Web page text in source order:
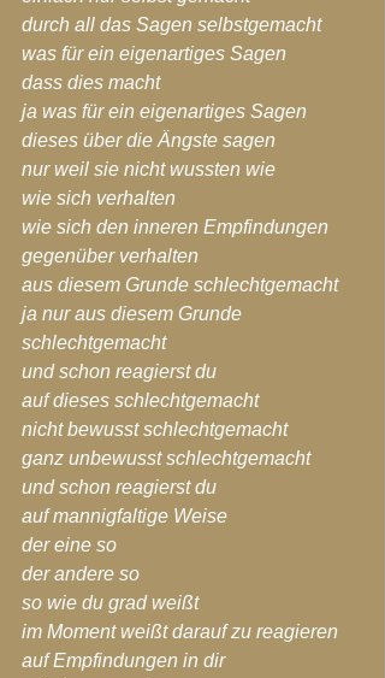
durch all das Sagen selbstgemacht
was für ein eigenartiges Sagen
dass dies macht
ja was für ein eigenartiges Sagen
dieses über die Ängste sagen
nur weil sie nicht wussten wie
wie sich verhalten
wie sich den inneren Empfindungen
gegenüber verhalten
aus diesem Grunde schlechtgemacht
ja nur aus diesem Grunde
schlechtgemacht
und schon reagierst du
auf dieses schlechtgemacht
nicht bewusst schlechtgemacht
ganz unbewusst schlechtgemacht
und schon reagierst du
auf mannigfaltige Weise
der eine so
der andere so
so wie du grad weißt
im Moment weißt darauf zu reagieren
auf Empfindungen in dir